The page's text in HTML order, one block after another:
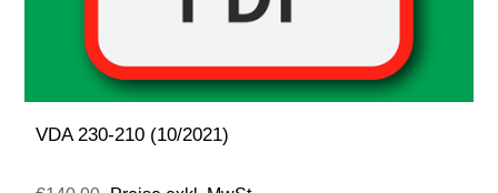
VDA 230-210 (10/2021)